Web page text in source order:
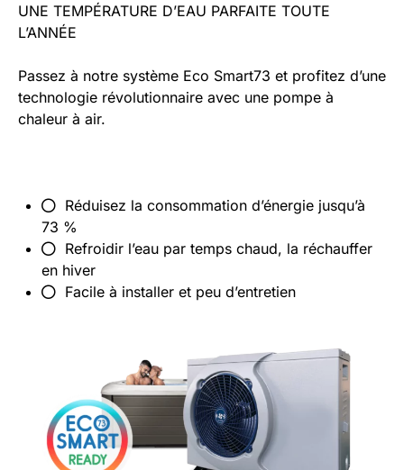
UNE TEMPÉRATURE D’EAU PARFAITE TOUTE
L’ANNÉE
Passez à notre système Eco Smart73 et profitez d’une
technologie révolutionnaire avec une pompe à
chaleur à air.
Réduisez la consommation d’énergie jusqu’à
73 %
Refroidir l’eau par temps chaud, la réchauffer
en hiver
Facile à installer et peu d’entretien